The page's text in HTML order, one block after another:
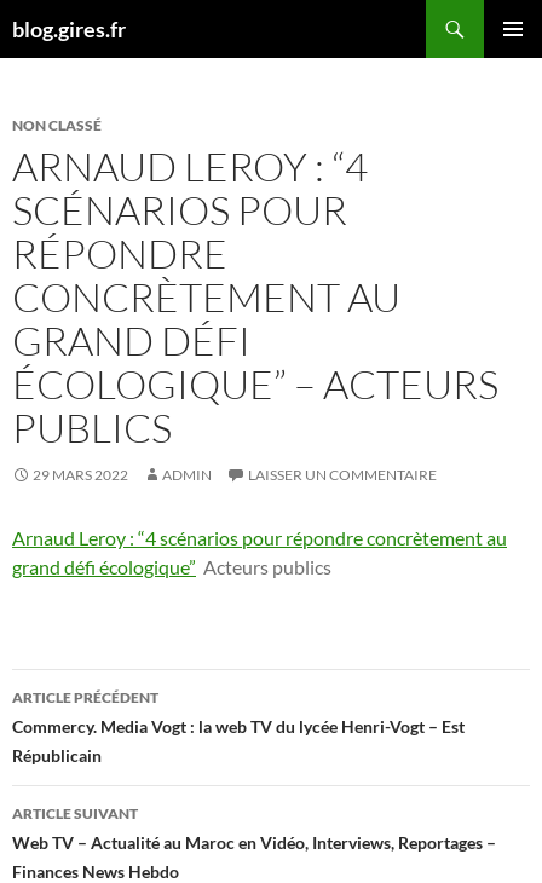
aublog.gires.fr
NON CLASSÉ
ARNAUD LEROY : “4
SCÉNARIOS POUR
RÉPONDRE
CONCRÈTEMENT AU
GRAND DÉFI
ÉCOLOGIQUE” – ACTEURS
PUBLICS
29 MARS 2022 ADMIN LAISSER UN COMMENTAIRE
Arnaud Leroy : “4 scénarios pour répondre concrètement au
grand défi écologique” Acteurs publics
Navigation
des
articles
ARTICLE PRÉCÉDENT
Commercy. Media Vogt : la web TV du lycée Henri-Vogt – Est
Républicain
ARTICLE SUIVANT
Web TV – Actualité au Maroc en Vidéo, Interviews, Reportages –
Finances News Hebdo